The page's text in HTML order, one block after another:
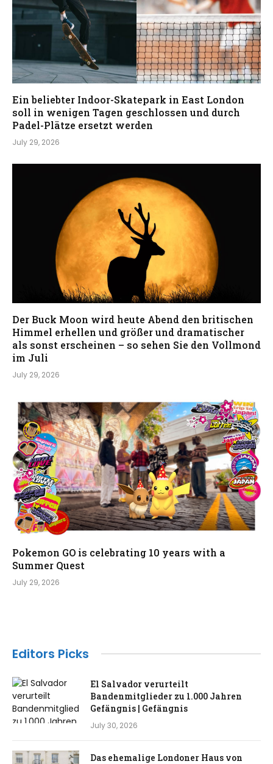
Ein beliebter Indoor-Skatepark in East London
soll in wenigen Tagen geschlossen und durch
Padel-Plätze ersetzt werden
July 29, 2026
Der Buck Moon wird heute Abend den britischen
Himmel erhellen und größer und dramatischer
als sonst erscheinen – so sehen Sie den Vollmond
im Juli
July 29, 2026
Pokemon GO is celebrating 10 years with a
Summer Quest
July 29, 2026
Editors Picks
El Salvador verurteilt
Bandenmitglieder zu 1.000 Jahren
Gefängnis | Gefängnis
July 30, 2026
Das ehemalige Londoner Haus von